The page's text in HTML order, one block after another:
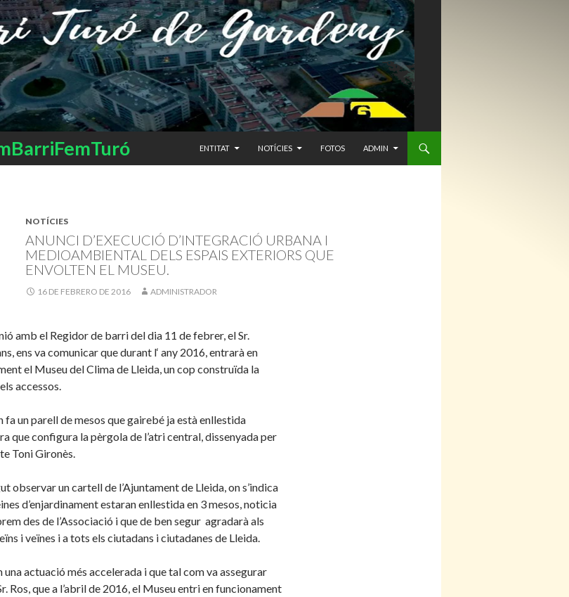
ENTITAT
NOTÍCIES FOTOS ADMIN
NOTÍCIES
ANUNCI D’EXECUCIÓ D’INTEGRACIÓ URBANA I
MEDIOAMBIENTAL DELS ESPAIS EXTERIORS QUE
ENVOLTEN EL MUSEU.
16 DE FEBRERO DE 2016 ADMINISTRADOR
amb el Regidor de barri del dia 11 de febrer, el Sr.
ens va comunicar que durant l‘ any 2016, entrarà en
el Museu del Clima de Lleida, un cop construïda la
accessos.
fa un parell de mesos que gairebé ja està enllestida
que configura la pèrgola de l’atri central, dissenyada per
Toni Gironès.
observar un cartell de l’Ajuntament de Lleida, on s’indica
d’enjardinament estaran enllestida en 3 mesos, noticia
des de l’Associació i que de ben segur agradarà als
i veïnes i a tots els ciutadans i ciutadanes de Lleida.
una actuació més accelerada i que tal com va assegurar
Ros, que a l’abril de 2016, el Museu entri en funcionament